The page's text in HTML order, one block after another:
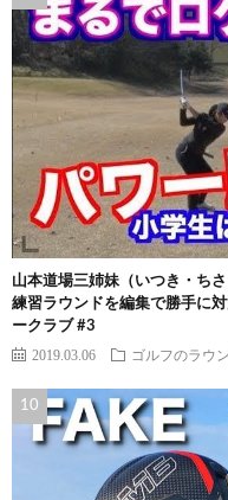
山本道場三姉妹（いつき・ち
練習ラウンドを編集で勝手に
ークラブ #3
2019.03.06 ゴルフのラウ